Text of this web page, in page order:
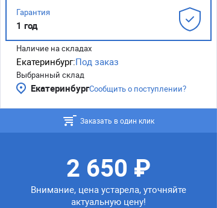
Гарантия
1 год
Наличие на складах
Екатеринбург:Под заказ
Выбранный склад
ЕкатеринбургСообщить о поступлении?
Заказать в один клик
2 650 ₽
Внимание, цена устарела, уточняйте
актуальную цену!